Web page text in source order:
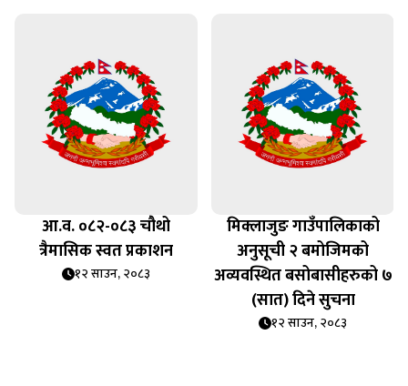
आ.व. ०८२-०८३ चौथो
त्रैमासिक स्वत प्रकाशन
१२ साउन, २०८३
मिक्लाजुङ गाउँपालिकाको
अनुसूची २ बमोजिमको
अव्यवस्थित बसोबासीहरुको ७
(सात) दिने सुचना
१२ साउन, २०८३